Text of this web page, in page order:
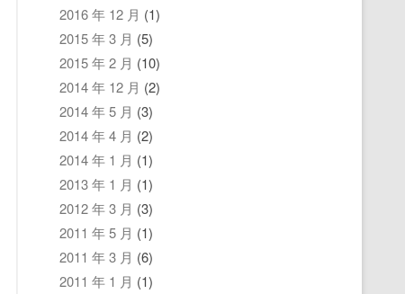
2016 年 12 月 (1)
2015 年 3 月 (5)
2015 年 2 月 (10)
2014 年 12 月 (2)
2014 年 5 月 (3)
2014 年 4 月 (2)
2014 年 1 月 (1)
2013 年 1 月 (1)
2012 年 3 月 (3)
2011 年 5 月 (1)
2011 年 3 月 (6)
2011 年 1 月 (1)